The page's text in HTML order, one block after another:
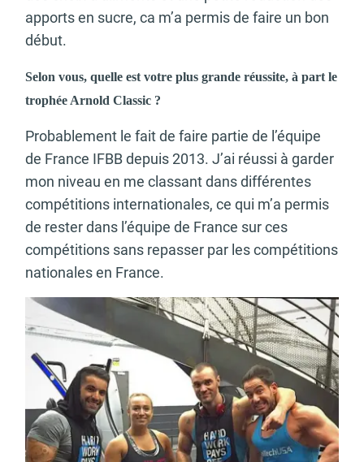
apports en sucre, ca m’a permis de faire un bon
début.
Selon vous, quelle est votre plus grande réussite, à part le
trophée Arnold Classic ?
Probablement le fait de faire partie de l’équipe
de France IFBB depuis 2013. J’ai réussi à garder
mon niveau en me classant dans différentes
compétitions internationales, ce qui m’a permis
de rester dans l’équipe de France sur ces
compétitions sans repasser par les compétitions
nationales en France.